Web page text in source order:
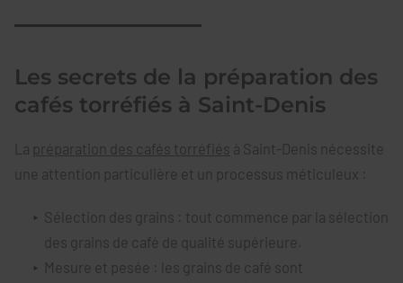
Les secrets de la préparation des
cafés torréfiés à Saint-Denis
La préparation des cafés torréfiés à Saint-Denis nécessite
une attention particulière et un processus méticuleux :
Sélection des grains : tout commence par la sélection
des grains de café de qualité supérieure.
Mesure et pesée : les grains de café sont